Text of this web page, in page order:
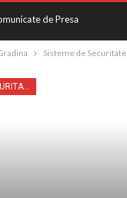
de Presa
Sisteme de Securitate
SISTEME DE SECURITATE